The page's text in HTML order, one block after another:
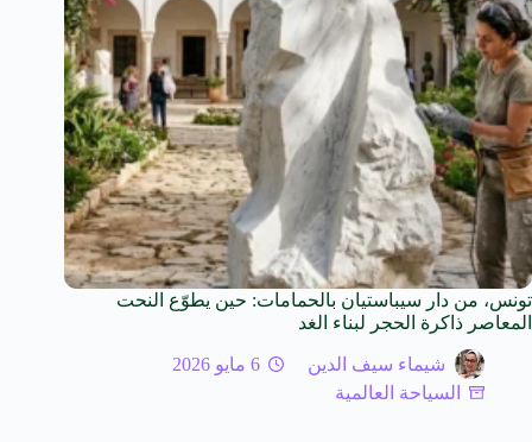
تونس، من دار سيباستيان بالحمامات: حين يطوّع النحت
المعاصر ذاكرة الحجر لبناء الغد
شيماء سيف الدين
6 مايو 2026
السياحة العالمية